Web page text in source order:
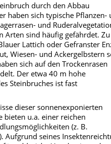
durch den Abbau
haben sich typische Pflanzen-
und
Arten sind häufig gefährdet. Zu
Lattich oder Gefranster
Wiesen- und Ackergelbstern
sich auf den Trockenrasen
Der etwa 40 m hohe
Steinbruches ist fast
dieser sonnenexponierten
bieten u.a. einer reichen
(z. B.
Aufgrund seines